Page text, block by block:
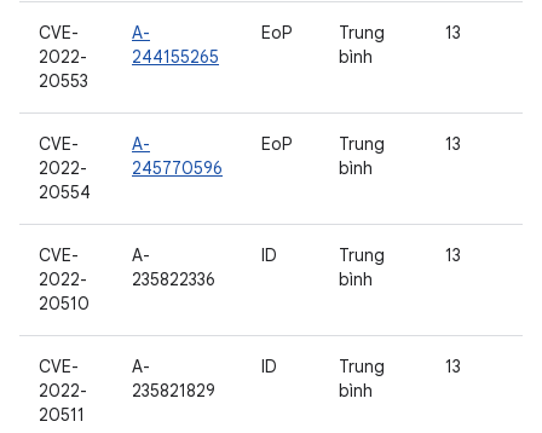
CVE-
2022-
20553
A-
244155265
EoP
Trung
bình
13
CVE-
2022-
20554
A-
245770596
EoP
Trung
bình
13
CVE-
2022-
20510
A-
235822336
ID
Trung
bình
13
CVE-
2022-
20511
A-
235821829
ID
Trung
bình
13